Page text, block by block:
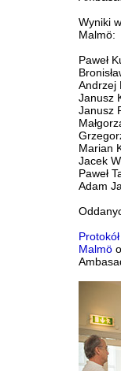
Wyniki
Malmö:
Paweł
Andrzej
Janusz
Janusz
Marian
Jacek
Paweł
Adam
Malmö